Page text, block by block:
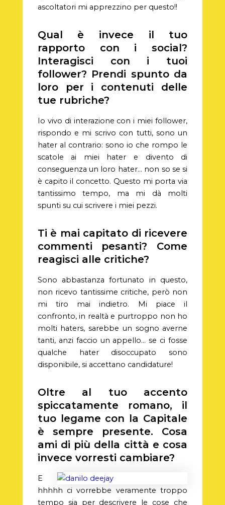
ascoltatori mi apprezzino per questo!!
Qual è invece il tuo
rapporto con i social?
Interagisci con i tuoi
follower? Prendi spunto da
loro per i contenuti delle
tue rubriche?
Io vivo di interazione con i miei follower,
rispondo e mi scrivo con tutti, sono un
hater al contrario: sono io che rompo le
scatole ai miei hater e divento di
conseguenza un loro hater… non so se si
è capito il concetto. Questo mi porta via
tantissimo tempo, ma mi dà molti
spunti su cui scrivere i miei pezzi.
Ti è mai capitato di ricevere
commenti pesanti? Come
reagisci alle critiche?
Sono abbastanza fortunato in questo,
non ricevo tantissime critiche, però non
mi tiro mai indietro. Mi piace il
confronto, in realtà e purtroppo non ho
molti haters, sarebbe un sogno averne
tanti, anzi faccio un appello… se ci fosse
qualche hater disoccupato sono
disponibile, si accettano candidature!
Oltre al tuo accento
spiccatamente romano, il
tuo legame con la Capitale
è sempre presente. Cosa
ami di più della città e cosa
invece vorresti cambiare?
E
hhhhh ci vorrebbe veramente troppo
tempo sia per descrivere le cose che